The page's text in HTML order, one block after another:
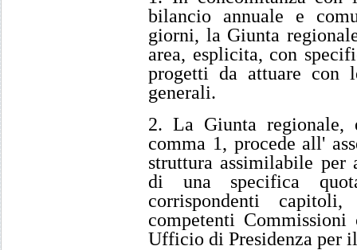
bilancio annuale e
giorni, la Giunta
area, esplicita, con
progetti da attuare
generali.
2. La Giunta
comma 1, procede all'
struttura assimilabile per
di una specifica
corrispondenti
competenti
Ufficio di Presidenza per